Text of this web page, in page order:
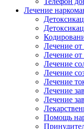
Лечение
Лечение
Лечение от
Лечение
Лечение
Лечение
Лечение
Лечение
Помощь